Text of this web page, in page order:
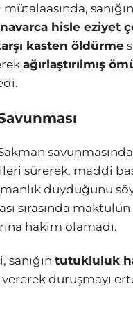
mütalaasında, sanığın
hisle eziyet
kasten öldürme
ağırlaştırılmış
sürerek, maddi
duyduğunu
sırasında
hakim olamadı.
sanığın tutukluluk
vererek duruşmayı